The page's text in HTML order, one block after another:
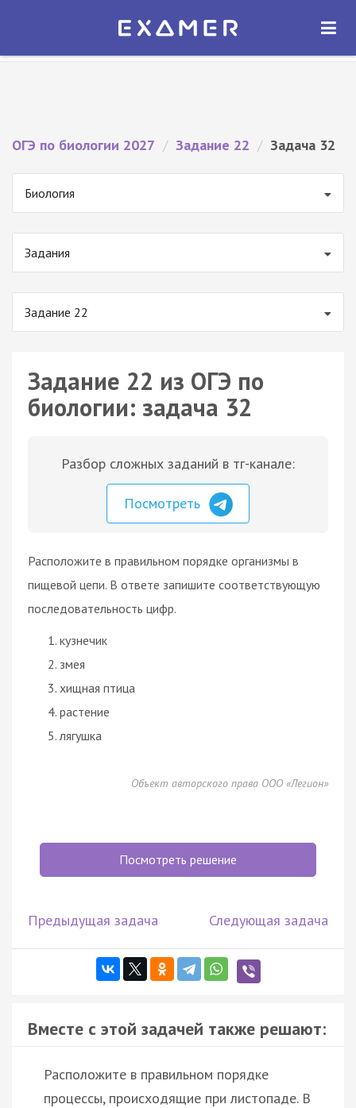
Экзамер — ЕГЭ 2027
ОТКРЫТЬ
ОГЭ по биологии 2027 / Задание 22 / Задача 32
Биология
Задания
Задание 22
Задание 22 из ОГЭ по
биологии: задача 32
Разбор сложных заданий в тг-канале:
Посмотреть
Расположите в правильном порядке организмы в
пищевой цепи. В ответе запишите соответствующую
последовательность цифр.
кузнечик
змея
хищная птица
растение
лягушка
Объект авторского права ООО «Легион»
Посмотреть решение
Предыдущая задача Следующая задача
Вместе с этой задачей также решают:
Расположите в правильном порядке
процессы, происходящие при листопаде. В